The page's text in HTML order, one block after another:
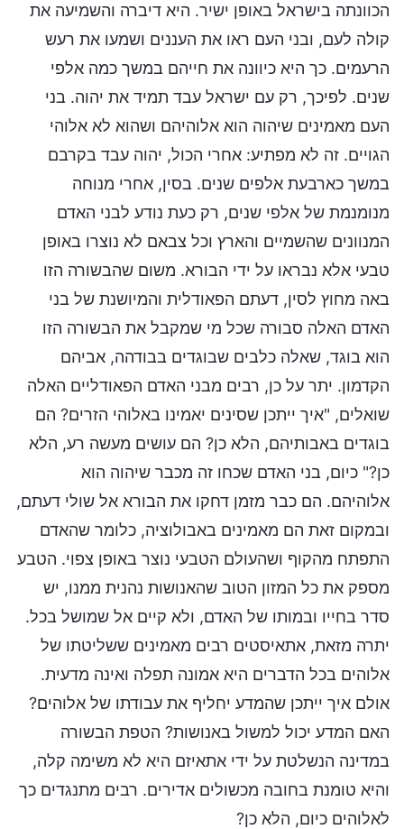
הכוונתה בישראל באופן ישיר. היא דיברה והשמיעה את
קולה לעם, ובני העם ראו את העננים ושמעו את רעש
הרעמים. כך היא כיוונה את חייהם במשך כמה אלפי
שנים. לפיכך, רק עם ישראל עבד תמיד את יהוה. בני
העם מאמינים שיהוה הוא אלוהיהם ושהוא לא אלוהי
הגויים. זה לא מפתיע: אחרי הכול, יהוה עבד בקרבם
במשך כארבעת אלפים שנים. בסין, אחרי מנוחה
מנומנמת של אלפי שנים, רק כעת נודע לבני האדם
המנוונים שהשמיים והארץ וכל צבאם לא נוצרו באופן
טבעי אלא נבראו על ידי הבורא. משום שהבשורה הזו
באה מחוץ לסין, דעתם הפאודלית והמיושנת של בני
האדם האלה סבורה שכל מי שמקבל את הבשורה הזו
הוא בוגד, שאלה כלבים שבוגדים בבודהה, אביהם
הקדמון. יתר על כן, רבים מבני האדם הפאודליים האלה
שואלים, "איך ייתכן שסינים יאמינו באלוהי הזרים? הם
בוגדים באבותיהם, הלא כן? הם עושים מעשה רע, הלא
כן?" כיום, בני האדם שכחו זה מכבר שיהוה הוא
אלוהיהם. הם כבר מזמן דחקו את הבורא אל שולי דעתם,
ובמקום זאת הם מאמינים באבולוציה, כלומר שהאדם
התפתח מהקוף ושהעולם הטבעי נוצר באופן צפוי. הטבע
מספק את כל המזון הטוב שהאנושות נהנית ממנו, יש
סדר בחייו ובמותו של האדם, ולא קיים אל שמושל בכל.
יתרה מזאת, אתאיסטים רבים מאמינים ששליטתו של
אלוהים בכל הדברים היא אמונה תפלה ואינה מדעית.
אולם איך ייתכן שהמדע יחליף את עבודתו של אלוהים?
האם המדע יכול למשול באנושות? הטפת הבשורה
במדינה הנשלטת על ידי אתאיזם היא לא משימה קלה,
והיא טומנת בחובה מכשולים אדירים. רבים מתנגדים כך
לאלוהים כיום, הלא כן?